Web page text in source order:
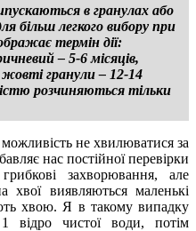
в гранулах або
більш легкого вибору при
термін дії:
– 5-6 місяців,
гранули – 12-14
розчиняються тільки
не хвилюватися за
нас постійної перевірки
захворювання, але
хвої виявляються маленькі
хвою. Я в такому випадку
відро чистої води, потім